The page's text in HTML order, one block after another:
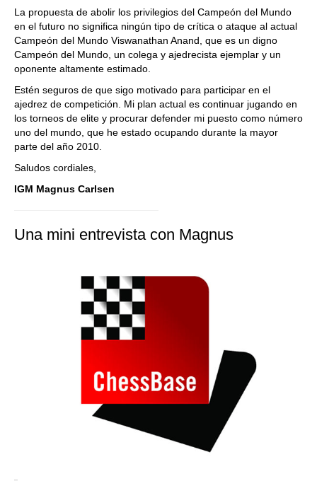
La propuesta de abolir los privilegios del Campeón del Mundo
en el futuro no significa ningún tipo de crítica o ataque al actual
Campeón del Mundo Viswanathan Anand, que es un digno
Campeón del Mundo, un colega y ajedrecista ejemplar y un
oponente altamente estimado.
Estén seguros de que sigo motivado para participar en el
ajedrez de competición. Mi plan actual es continuar jugando en
los torneos de elite y procurar defender mi puesto como número
uno del mundo, que he estado ocupando durante la mayor
parte del año 2010.
Saludos cordiales,
IGM Magnus Carlsen
Una mini entrevista con Magnus